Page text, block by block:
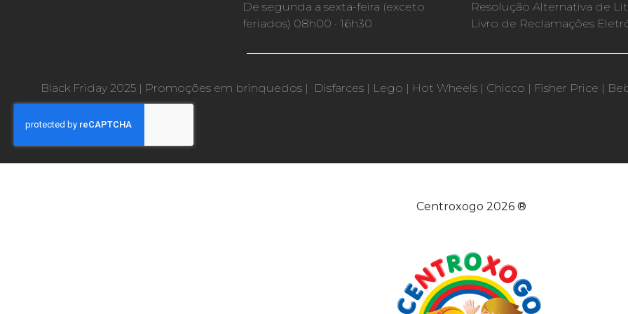
De segunda a sexta-feira (exceto
feriados) 08h00 · 16h30
Resolução Alternativa de
Livro de Reclamações
Black Friday 2025 | Promoções em brinquedos | Disfarces | Lego | Hot Wheels | Chicco | Fisher Price |
Centroxogo 2026 ®